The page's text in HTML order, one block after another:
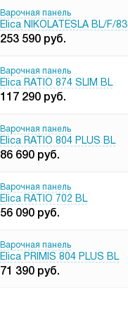
Варочная панель
Elica NIKOLATESLA BL/F/83
253 590 руб.
Варочная панель
Elica RATIO 874 SLIM BL
117 290 руб.
Варочная панель
Elica RATIO 804 PLUS BL
86 690 руб.
Варочная панель
Elica RATIO 702 BL
56 090 руб.
Варочная панель
Elica PRIMIS 804 PLUS BL
71 390 руб.